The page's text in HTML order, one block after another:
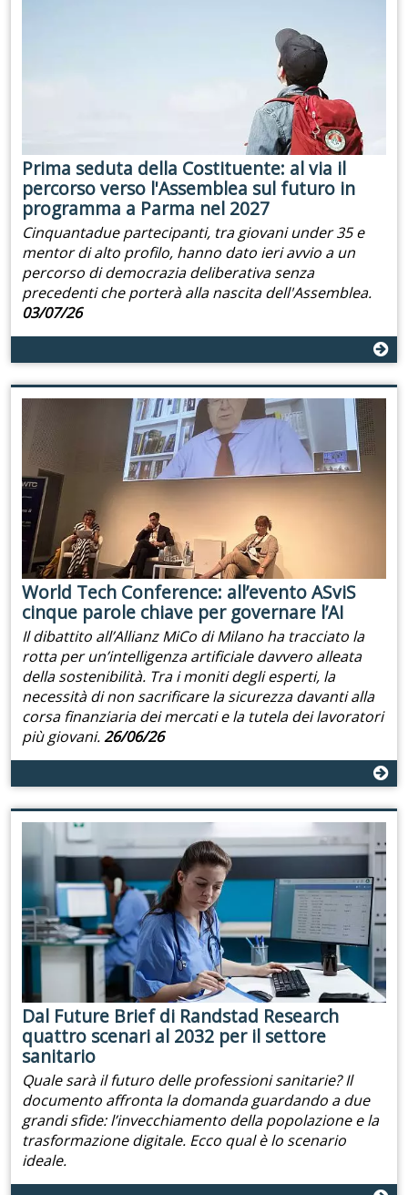
Prima seduta della Costituente: al via il
percorso verso l'Assemblea sul futuro in
programma a Parma nel 2027
Cinquantadue partecipanti, tra giovani under 35 e
mentor di alto profilo, hanno dato ieri avvio a un
percorso di democrazia deliberativa senza
precedenti che porterà alla nascita dell'Assemblea.
03/07/26
World Tech Conference: all’evento ASviS
cinque parole chiave per governare l’AI
Il dibattito all’Allianz MiCo di Milano ha tracciato la
rotta per un’intelligenza artificiale davvero alleata
della sostenibilità. Tra i moniti degli esperti, la
necessità di non sacrificare la sicurezza davanti alla
corsa finanziaria dei mercati e la tutela dei lavoratori
più giovani.26/06/26
Dal Future Brief di Randstad Research
quattro scenari al 2032 per il settore
sanitario
Quale sarà il futuro delle professioni sanitarie? Il
documento affronta la domanda guardando a due
grandi sfide: l’invecchiamento della popolazione e la
trasformazione digitale. Ecco qual è lo scenario
ideale.